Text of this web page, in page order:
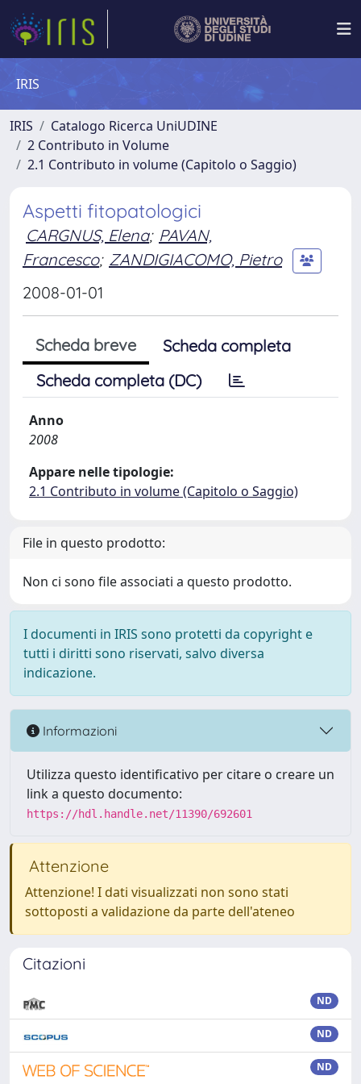
IRIS
IRIS
Catalogo Ricerca UniUDINE
2 Contributo in Volume
2.1 Contributo in volume (Capitolo o Saggio)
Aspetti fitopatologici
CARGNUS, Elena; PAVAN,
Francesco; ZANDIGIACOMO, Pietro
2008-01-01
Scheda breve
Scheda completa
Scheda completa (DC)
Anno
2008
Appare nelle tipologie:
2.1 Contributo in volume (Capitolo o Saggio)
File in questo prodotto:
Non ci sono file associati a questo prodotto.
I documenti in IRIS sono protetti da copyright e
tutti i diritti sono riservati, salvo diversa
indicazione.
Informazioni
Utilizza questo identificativo per citare o creare un
link a questo documento:
https://hdl.handle.net/11390/692601
Attenzione
Attenzione! I dati visualizzati non sono stati
sottoposti a validazione da parte dell'ateneo
Citazioni
ND
ND
ND